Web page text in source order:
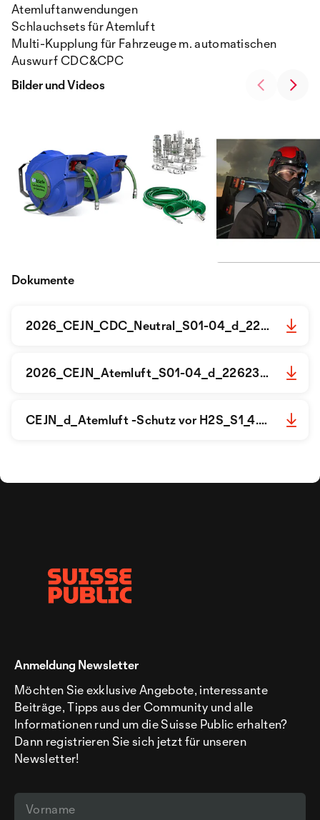
Atemluftanwendungen
Schlauchsets für Atemluft
Multi-Kupplung für Fahrzeuge m. automatischen
Auswurf CDC&CPC
Bilder und Videos
Dokumente
2026_CEJN_CDC_Neutral_S01-04_d_2262301.pdf
2026_CEJN_Atemluft_S01-04_d_2262301.pdf
CEJN_d_Atemluft -Schutz vor H2S_S1_4.pdf
Anmeldung Newsletter
Möchten Sie exklusive Angebote, interessante
Beiträge, Tipps aus der Community und alle
Informationen rund um die Suisse Public erhalten?
Dann registrieren Sie sich jetzt für unseren
Newsletter!